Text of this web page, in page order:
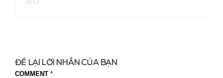
SEO
ĐỂ LẠI LỜI NHẮN CỦA BẠN
COMMENT *